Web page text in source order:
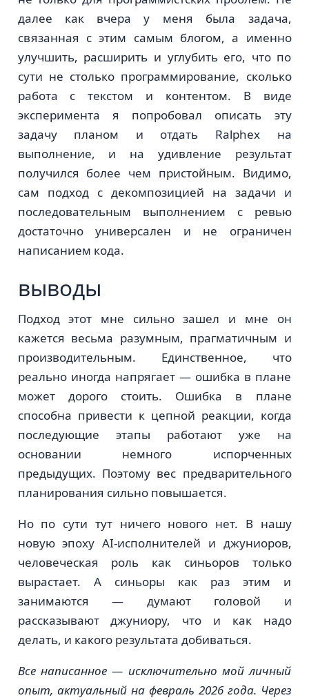
далее как вчера у меня была задача,
связанная с этим самым блогом, а именно
улучшить, расширить и углубить его, что по
сути не столько программирование, сколько
работа с текстом и контентом. В виде
эксперимента я попробовал описать эту
задачу планом и отдать Ralphex на
выполнение, и на удивление результат
получился более чем пристойным. Видимо,
сам подход с декомпозицией на задачи и
последовательным выполнением с ревью
достаточно универсален и не ограничен
написанием кода.
выводы
Подход этот мне сильно зашел и мне он
кажется весьма разумным, прагматичным и
производительным. Единственное, что
реально иногда напрягает — ошибка в плане
может дорого стоить. Ошибка в плане
способна привести к цепной реакции, когда
последующие этапы работают уже на
основании немного испорченных
предыдущих. Поэтому вес предварительного
планирования сильно повышается.
Но по сути тут ничего нового нет. В нашу
новую эпоху AI-исполнителей и джуниоров,
человеческая роль как синьоров только
вырастает. А синьоры как раз этим и
занимаются — думают головой и
рассказывают джуниору, что и как надо
делать, и какого результата добиваться.
Все написанное — исключительно мой личный
опыт, актуальный на февраль 2026 года. Через